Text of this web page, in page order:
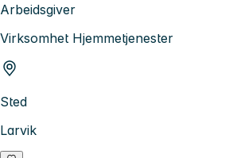
Arbeidsgiver
Virksomhet Hjemmetjenester
Sted
Larvik